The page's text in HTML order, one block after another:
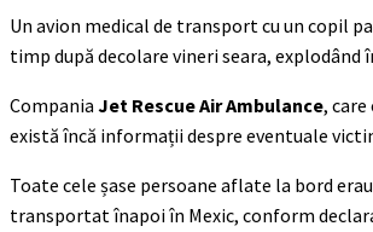
Un avion medical de transport cu un copil
timp după decolare vineri seara,
Compania Jet Rescue Air Ambulance,
există încă informații despre eventuale
Toate cele șase persoane aflate la bord
transportat înapoi în Mexic, conform